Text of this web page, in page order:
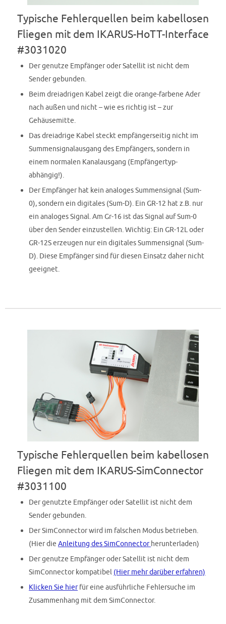
Typische Fehlerquellen beim kabellosen
Fliegen mit dem IKARUS-HoTT-Interface
#3031020
Der genutze Empfänger oder Satellit ist nicht dem
Sender gebunden.
Beim dreiadrigen Kabel zeigt die orange-farbene Ader
nach außen und nicht – wie es richtig ist – zur
Gehäusemitte.
Das dreiadrige Kabel steckt empfängerseitig nicht im
Summensignalausgang des Empfängers, sondern in
einem normalen Kanalausgang (Empfängertyp-
abhängig!).
Der Empfänger hat kein analoges Summensignal (Sum-
0), sondern ein digitales (Sum-D). Ein GR-12 hat z.B. nur
ein analoges Signal. Am Gr-16 ist das Signal auf Sum-0
über den Sender einzustellen. Wichtig: Ein GR-12L oder
GR-12S erzeugen nur ein digitales Summensignal (Sum-
D). Diese Empfänger sind für diesen Einsatz daher nicht
geeignet.
Typische Fehlerquellen beim kabellosen
Fliegen mit dem IKARUS-SimConnector
#3031100
Der genutzte Empfänger oder Satellit ist nicht dem
Sender gebunden.
Der SimConnector wird im falschen Modus betrieben.
(Hier dieAnleitung des SimConnector herunterladen)
Der genutze Empfänger oder Satellit ist nicht dem
SimConnector kompatibel (Hier mehr darüber erfahren)
Klicken Sie hierfür eine ausführliche Fehlersuche im
Zusammenhang mit dem SimConnector.